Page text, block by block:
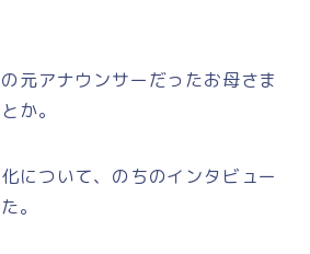
元アナウンサーだったお母さま
か。
について、のちのインタビュー
。